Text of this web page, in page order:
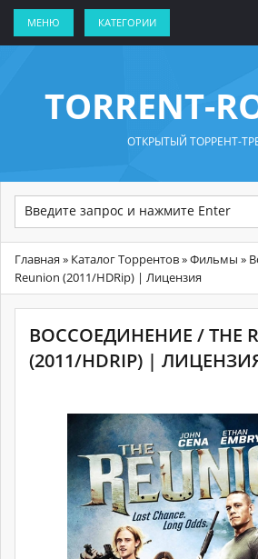
МЕНЮ КАТЕГОРИИ
TORRENT-
ОТКРЫТЫЙ ТОРРЕНТ-
Главная » Каталог Торрентов»Фильмы »
Reunion (2011/HDRip) | Лицензия
ВОССОЕДИНЕНИЕ / THE
(2011/HDRIP) |